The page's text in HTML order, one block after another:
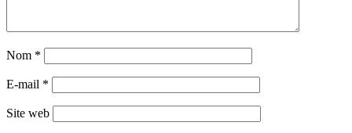
Nom *
E-mail *
Site web